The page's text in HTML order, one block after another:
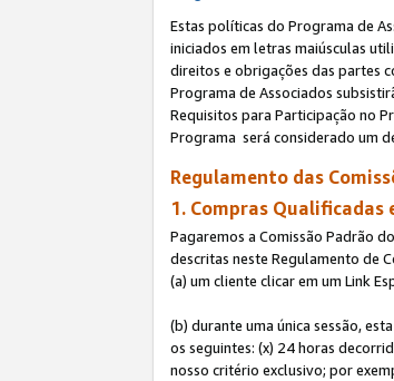
Estas políticas do Programa de
iniciados em letras maiúsculas
direitos e obrigações das partes
Programa de Associados
Requisitos para Participação no
Programa será considerado um
Regulamento das
1. Compras Qualificadas
Pagaremos a Comissão Padrão
descritas neste Regulamento de
(a) um cliente clicar em um Link
(b) durante uma única sessão,
os seguintes: (x) 24 horas
nosso critério exclusivo; por